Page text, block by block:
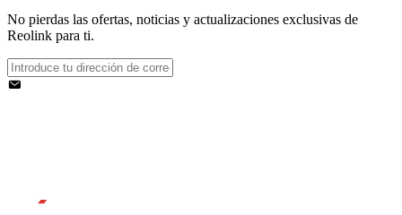
No pierdas las ofertas, noticias y actualizaciones exclusivas de
Reolink para ti.